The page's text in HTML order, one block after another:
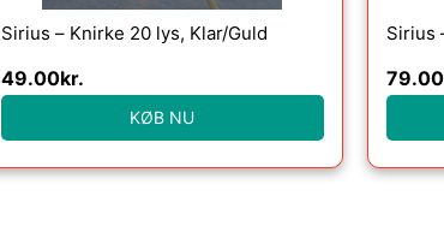
Sirius – Knirke 20 lys, Klar/Guld
49.00kr.
KØB NU
Sirius
79.00